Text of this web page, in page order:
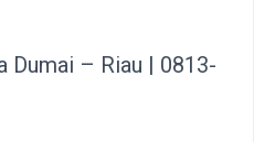
Dumai – Riau | 0813-